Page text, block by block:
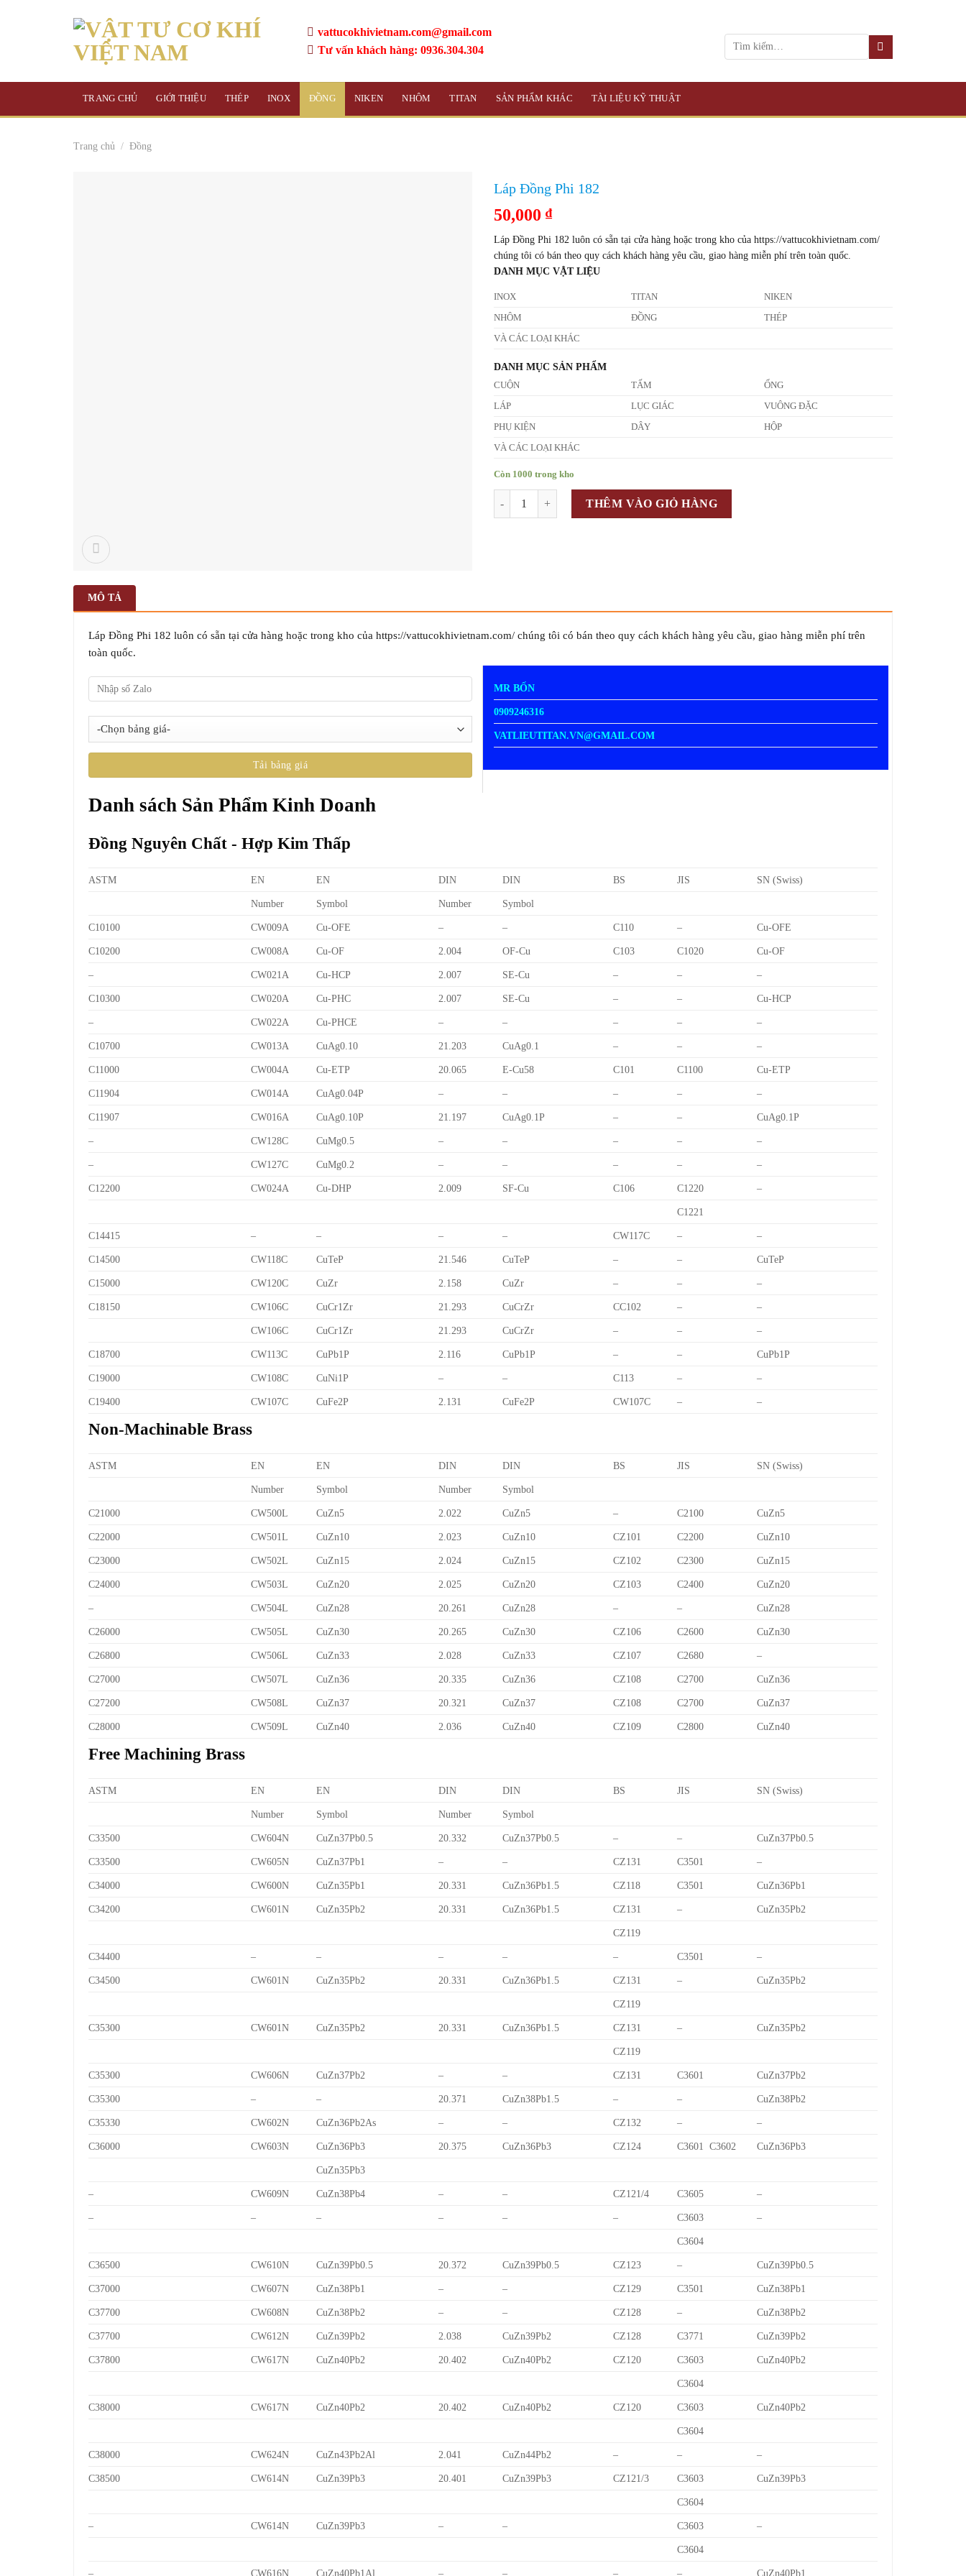
vattucokhivietnam.com@gmail.com
Tư vấn khách hàng: 0936.304.304
TRANG CHỦ GIỚI THIỆU THÉP INOX ĐỒNG NIKEN NHÔM TITAN SẢN PHẨM KHÁC TÀI LIỆU KỸ THUẬT
Trang chủ / Đồng
Láp Đồng Phi 182
50,000 ₫
Láp Đồng Phi 182 luôn có sẵn tại cửa hàng hoặc trong kho của https://vattucokhivietnam.com/
chúng tôi có bán theo quy cách khách hàng yêu cầu, giao hàng miễn phí trên toàn quốc.
DANH MỤC VẬT LIỆU
INOX TITAN NIKEN
NHÔM ĐỒNG THÉP
VÀ CÁC LOẠI KHÁC
DANH MỤC SẢN PHẨM
CUỘN TẤM ỐNG
LÁP LỤC GIÁC VUÔNG ĐẶC
PHỤ KIỆN DÂY HỘP
VÀ CÁC LOẠI KHÁC
Còn 1000 trong kho
THÊM VÀO GIỎ HÀNG
MÔ TẢ
Láp Đồng Phi 182 luôn có sẵn tại cửa hàng hoặc trong kho của https://vattucokhivietnam.com/ chúng tôi có bán theo quy cách khách hàng yêu cầu, giao hàng miễn phí trên
toàn quốc.
MR BỐN
0909246316
VATLIEUTITAN.VN@GMAIL.COM
Danh sách Sản Phẩm Kinh Doanh
Đồng Nguyên Chất - Hợp Kim Thấp
ASTM EN EN DIN DIN BS JIS SN (Swiss)
Number Symbol Number Symbol
C10100 CW009A Cu-OFE – – C110 – Cu-OFE
C10200 CW008A Cu-OF 2.004 OF-Cu C103 C1020 Cu-OF
– CW021A Cu-HCP 2.007 SE-Cu – – –
C10300 CW020A Cu-PHC 2.007 SE-Cu – – Cu-HCP
– CW022A Cu-PHCE – – – – –
C10700 CW013A CuAg0.10 21.203 CuAg0.1 – – –
C11000 CW004A Cu-ETP 20.065 E-Cu58 C101 C1100 Cu-ETP
C11904 CW014A CuAg0.04P – – – – –
C11907 CW016A CuAg0.10P 21.197 CuAg0.1P – – CuAg0.1P
– CW128C CuMg0.5 – – – – –
– CW127C CuMg0.2 – – – – –
C12200 CW024A Cu-DHP 2.009 SF-Cu C106 C1220 –
C1221
C14415 – – – – CW117C – –
C14500 CW118C CuTeP 21.546 CuTeP – – CuTeP
C15000 CW120C CuZr 2.158 CuZr – – –
C18150 CW106C CuCr1Zr 21.293 CuCrZr CC102 – –
CW106C CuCr1Zr 21.293 CuCrZr – – –
C18700 CW113C CuPb1P 2.116 CuPb1P – – CuPb1P
C19000 CW108C CuNi1P – – C113 – –
C19400 CW107C CuFe2P 2.131 CuFe2P CW107C – –
Non-Machinable Brass
ASTM EN EN DIN DIN BS JIS SN (Swiss)
Number Symbol Number Symbol
C21000 CW500L CuZn5 2.022 CuZn5 – C2100 CuZn5
C22000 CW501L CuZn10 2.023 CuZn10 CZ101 C2200 CuZn10
C23000 CW502L CuZn15 2.024 CuZn15 CZ102 C2300 CuZn15
C24000 CW503L CuZn20 2.025 CuZn20 CZ103 C2400 CuZn20
– CW504L CuZn28 20.261 CuZn28 – – CuZn28
C26000 CW505L CuZn30 20.265 CuZn30 CZ106 C2600 CuZn30
C26800 CW506L CuZn33 2.028 CuZn33 CZ107 C2680 –
C27000 CW507L CuZn36 20.335 CuZn36 CZ108 C2700 CuZn36
C27200 CW508L CuZn37 20.321 CuZn37 CZ108 C2700 CuZn37
C28000 CW509L CuZn40 2.036 CuZn40 CZ109 C2800 CuZn40
Free Machining Brass
ASTM EN EN DIN DIN BS JIS SN (Swiss)
Number Symbol Number Symbol
C33500 CW604N CuZn37Pb0.5 20.332 CuZn37Pb0.5 – – CuZn37Pb0.5
C33500 CW605N CuZn37Pb1 – – CZ131 C3501 –
C34000 CW600N CuZn35Pb1 20.331 CuZn36Pb1.5 CZ118 C3501 CuZn36Pb1
C34200 CW601N CuZn35Pb2 20.331 CuZn36Pb1.5 CZ131 – CuZn35Pb2
CZ119
C34400 – – – – – C3501 –
C34500 CW601N CuZn35Pb2 20.331 CuZn36Pb1.5 CZ131 – CuZn35Pb2
CZ119
C35300 CW601N CuZn35Pb2 20.331 CuZn36Pb1.5 CZ131 – CuZn35Pb2
CZ119
C35300 CW606N CuZn37Pb2 – – CZ131 C3601 CuZn37Pb2
C35300 – – 20.371 CuZn38Pb1.5 – – CuZn38Pb2
C35330 CW602N CuZn36Pb2As – – CZ132 – –
C36000 CW603N CuZn36Pb3 20.375 CuZn36Pb3 CZ124 C3601 C3602 CuZn36Pb3
CuZn35Pb3
– CW609N CuZn38Pb4 – – CZ121/4 C3605 –
– – – – – – C3603 –
C3604
C36500 CW610N CuZn39Pb0.5 20.372 CuZn39Pb0.5 CZ123 – CuZn39Pb0.5
C37000 CW607N CuZn38Pb1 – – CZ129 C3501 CuZn38Pb1
C37700 CW608N CuZn38Pb2 – – CZ128 – CuZn38Pb2
C37700 CW612N CuZn39Pb2 2.038 CuZn39Pb2 CZ128 C3771 CuZn39Pb2
C37800 CW617N CuZn40Pb2 20.402 CuZn40Pb2 CZ120 C3603 CuZn40Pb2
C3604
C38000 CW617N CuZn40Pb2 20.402 CuZn40Pb2 CZ120 C3603 CuZn40Pb2
C3604
C38000 CW624N CuZn43Pb2Al 2.041 CuZn44Pb2 – – –
C38500 CW614N CuZn39Pb3 20.401 CuZn39Pb3 CZ121/3 C3603 CuZn39Pb3
C3604
– CW614N CuZn39Pb3 – – C3603 –
C3604
– CW616N CuZn40Pb1Al – – – – CuZn40Pb1